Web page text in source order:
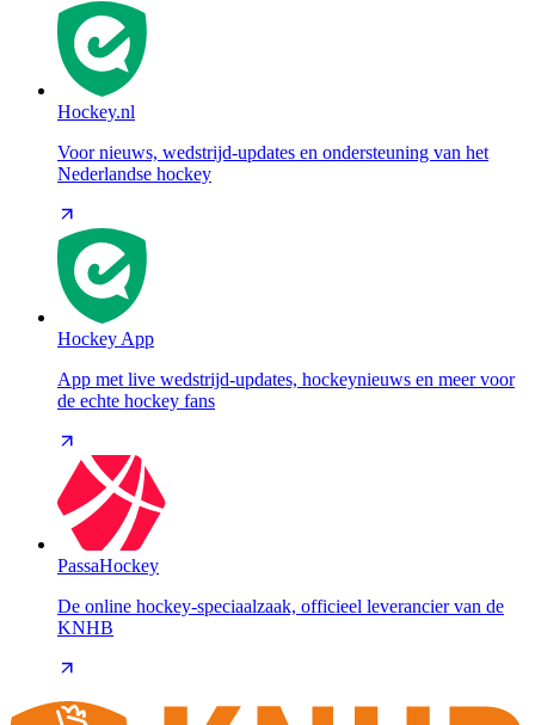
Hockey.nl
Voor nieuws, wedstrijd-updates en ondersteuning van het
Nederlandse hockey
Hockey App
App met live wedstrijd-updates, hockeynieuws en meer voor
de echte hockey fans
PassaHockey
De online hockey-speciaalzaak, officieel leverancier van de
KNHB